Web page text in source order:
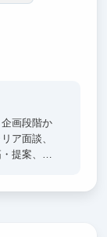
画段階か
ア面談、
提案、数